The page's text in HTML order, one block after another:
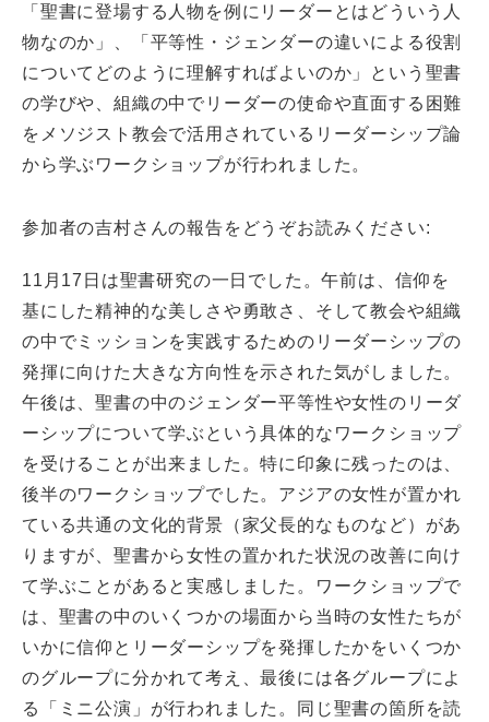
「聖書に登場する人物を例にリーダーとはどういう人
物なのか」、「平等性・ジェンダーの違いによる役割
についてどのように理解すればよいのか」という聖書
の学びや、組織の中でリーダーの使命や直面する困難
をメソジスト教会で活用されているリーダーシップ論
から学ぶワークショップが行われました。
参加者の吉村さんの報告をどうぞお読みください:
11月17日は聖書研究の一日でした。午前は、信仰を
基にした精神的な美しさや勇敢さ、そして教会や組織
の中でミッションを実践するためのリーダーシップの
発揮に向けた大きな方向性を示された気がしました。
午後は、聖書の中のジェンダー平等性や女性のリーダ
ーシップについて学ぶという具体的なワークショップ
を受けることが出来ました。特に印象に残ったのは、
後半のワークショップでした。アジアの女性が置かれ
ている共通の文化的背景（家父長的なものなど）があ
りますが、聖書から女性の置かれた状況の改善に向け
て学ぶことがあると実感しました。ワークショップで
は、聖書の中のいくつかの場面から当時の女性たちが
いかに信仰とリーダーシップを発揮したかをいくつか
のグループに分かれて考え、最後には各グループによ
る「ミニ公演」が行われました。同じ聖書の箇所を読